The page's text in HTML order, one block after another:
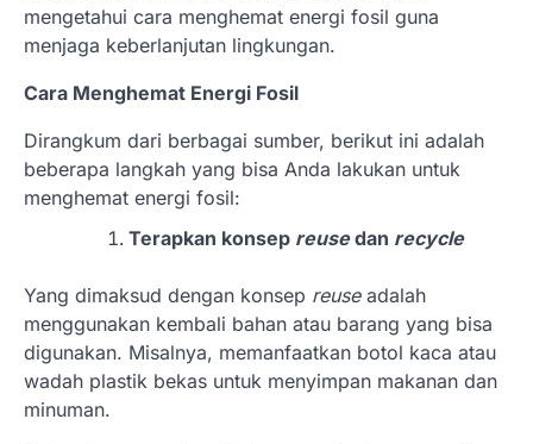
mengetahui cara menghemat energi fosil guna
menjaga keberlanjutan lingkungan.
Cara Menghemat Energi Fosil
Dirangkum dari berbagai sumber, berikut ini adalah
beberapa langkah yang bisa Anda lakukan untuk
menghemat energi fosil:
Terapkan konsep reusedan recycle
Yang dimaksud dengan konsep reuseadalah
menggunakan kembali bahan atau barang yang bisa
digunakan. Misalnya, memanfaatkan botol kaca atau
wadah plastik bekas untuk menyimpan makanan dan
minuman.